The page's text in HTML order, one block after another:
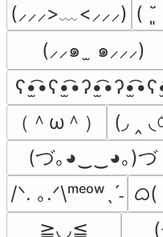
(⸝⸝⸝>﹏<⸝⸝⸝) (
(⸝⸝๑  ̫ ๑⸝⸝⸝)
（＾ω＾）
(◞ ‸ ◟
(づ｡◕‿‿◕｡)づ
/ᐠ. ｡.ᐟ\ᵐᵉᵒʷˎˊ˗ ᜊ(
≧◡≦